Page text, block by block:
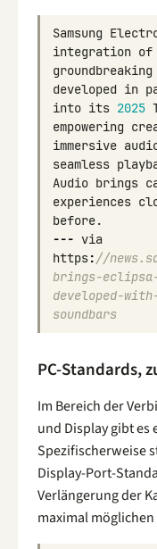
Samsung
integration of
groundbreaking
developed in
into its 2025
empowering
immersive
seamless
Audio brings
experiences
before.
--- via
https: //
brings-
developed-
soundbars
PC-Standards,
Im Bereich der
und Display gibt es
Spezifischerweise
Display-Port-
Verlängerung der
maximal